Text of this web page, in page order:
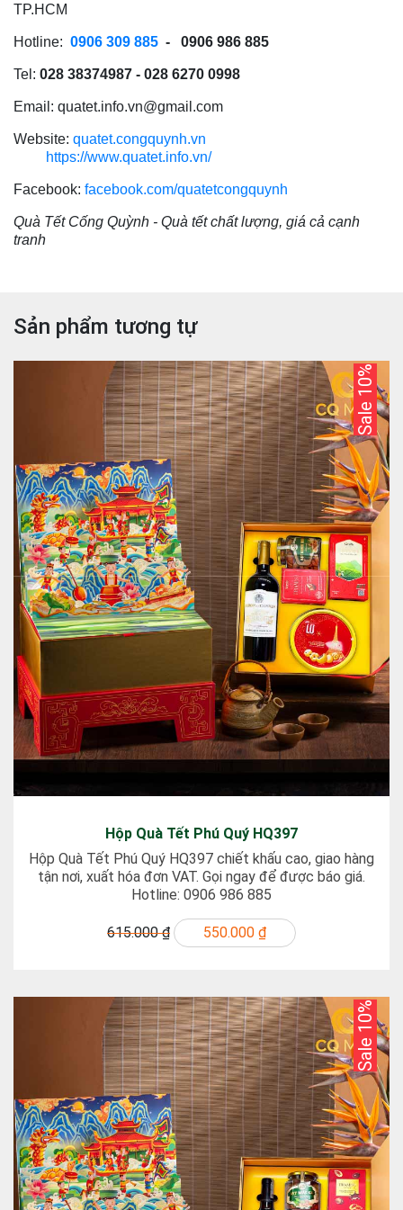
TP.HCM
Hotline: 0906 309 885 - 0906 986 885
Tel: 028 38374987 - 028 6270 0998
Email: quatet.info.vn@gmail.com
Website: quatet.congquynh.vn
https://www.quatet.info.vn/
Facebook: facebook.com/quatetcongquynh
Quà Tết Cống Quỳnh - Quà tết chất lượng, giá cả cạnh
tranh
Sản phẩm tương tự
Sale 10%
Hộp Quà Tết Phú Quý HQ397
Hộp Quà Tết Phú Quý HQ397 chiết khấu cao, giao hàng
tận nơi, xuất hóa đơn VAT. Gọi ngay để được báo giá.
Hotline: 0906 986 885
615.000 ₫ 550.000 ₫
Sale 10%